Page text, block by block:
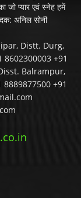
जो प्यार एवं स्नेह हमें
अनिल सोनी
Distt. Durg,
+91
Balrampur,
+91